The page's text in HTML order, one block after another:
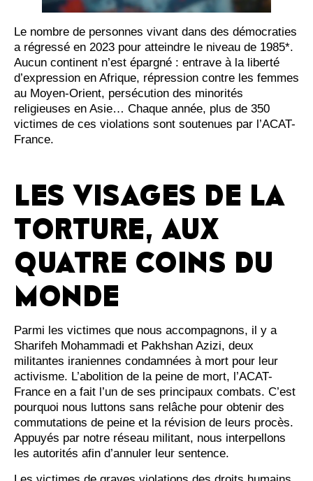
Le nombre de personnes vivant dans des démocraties
a régressé en 2023 pour atteindre le niveau de 1985*.
Aucun continent n’est épargné : entrave à la liberté
d’expression en Afrique, répression contre les femmes
au Moyen-Orient, persécution des minorités
religieuses en Asie… Chaque année, plus de 350
victimes de ces violations sont soutenues par l’ACAT-
France.
LES VISAGES DE LA
TORTURE, AUX
QUATRE COINS DU
MONDE
Parmi les victimes que nous accompagnons, il y a
Sharifeh Mohammadi et Pakhshan Azizi, deux
militantes iraniennes condamnées à mort pour leur
activisme. L’abolition de la peine de mort, l’ACAT-
France en a fait l’un de ses principaux combats. C’est
pourquoi nous luttons sans relâche pour obtenir des
commutations de peine et la révision de leurs procès.
Appuyés par notre réseau militant, nous interpellons
les autorités afin d’annuler leur sentence.